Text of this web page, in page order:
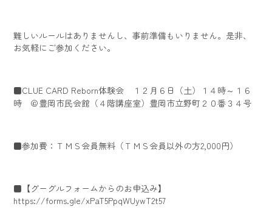
難しいルールはありませんし、事前準備もいりません。是非、
お気軽にご参加ください。
■CLUE CARD Reborn体験会 １２月６日（土）１４時～１６
時 ＠豊岡市民会館（４階講座室）豊岡市立野町２０番３４号
■参加費：ＴＭＳ会員無料（ＴＭＳ会員以外の方2,000円）
■【グーグルフォームからのお申込み】
https://forms.gle/xPaT5PpqWUywT2t57